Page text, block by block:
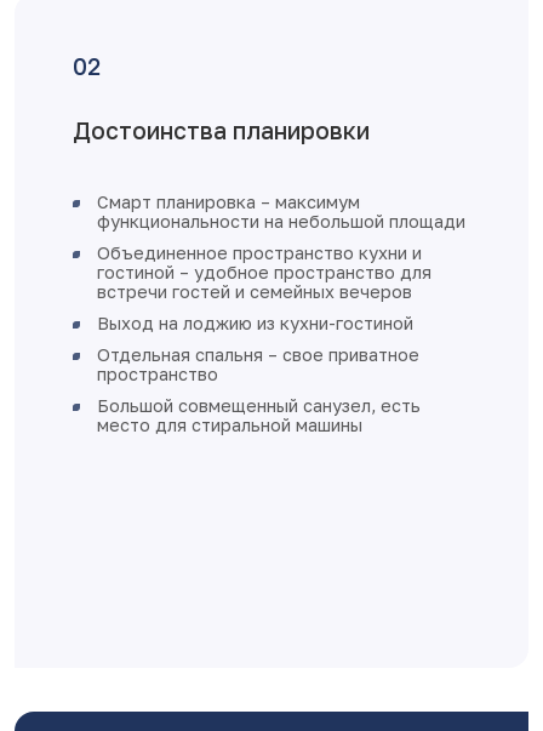
Отделка от застройщика
железная входная дверь
увеличенное остекление, окна
пластиковые с установкой откосов
подоконников
стены оштукатурены
полы - стяжка
выполнена разводка электричества
разводка отопления выполнена в
пола